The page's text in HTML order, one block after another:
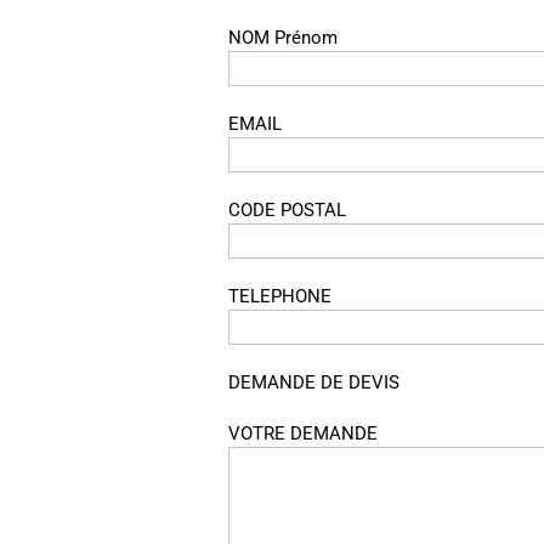
NOM Prénom
EMAIL
CODE POSTAL
TELEPHONE
DEMANDE DE DEVIS
VOTRE DEMANDE